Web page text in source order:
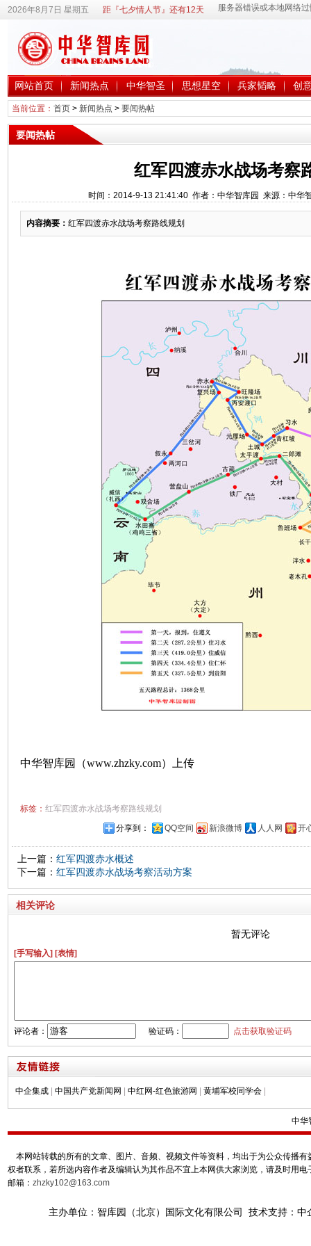
2026年8月7日 星期五 距『七夕情人节』还有12天
网站首页 新闻热点 中华智圣 思想星空 兵家韬略 创
当前位置： 首页> 新闻热点 > 要闻热帖
要闻热帖
红军四渡赤水战场考察
时间：2014-9-13 21:41:40 作者：中华智库园 来源：中华
内容摘要： 红军四渡赤水战场考察路线规划
中华智库园（www.zhzky.com）上传
标签： 红军四渡赤水战场考察路线规划
分享到：
QQ空间 新浪微博 人人网 开
上一篇： 红军四渡赤水概述
下一篇： 红军四渡赤水战场考察活动方案
相关评论
暂无评论
[手写输入] [表情]
评论者： 验证码： 点击获取验证码
中企集成 中国共产党新闻网 中红网-红色旅游网 黄埔军校同学会
中华
本网站转载的所有的文章、图片、音频、视频文件等资料，均出于为公众传播
权者联系，若所选内容作者及编辑认为其作品不宜上本网供大家浏览，请及时用
邮箱： zhzky102@163.com
主办单位：智库园（北京）国际文化有限公司 技术支持：